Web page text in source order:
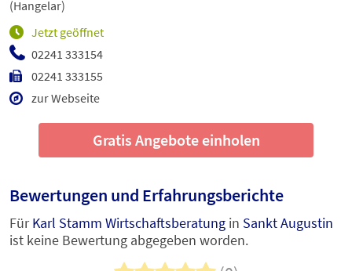
02241 333154
02241 333155
zur Webseite
Jetzt geöffnet
(Hangelar)
Gratis Angebote einholen
Bewertungen und Erfahrungsberichte
FürKarl Stamm Wirtschaftsberatung in Sankt Augustin
ist keine Bewertung abgegeben worden.